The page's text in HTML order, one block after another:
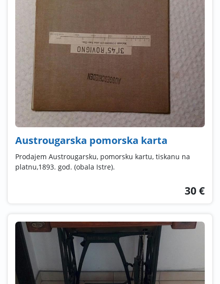
Austrougarska pomorska karta
Prodajem Austrougarsku, pomorsku kartu, tiskanu na
platnu,1893. god. (obala Istre).
30 €